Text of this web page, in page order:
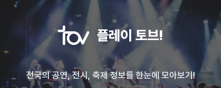
플레이 토브!
전국의 공연, 전시, 축제 정보를 한눈에 모아보기!